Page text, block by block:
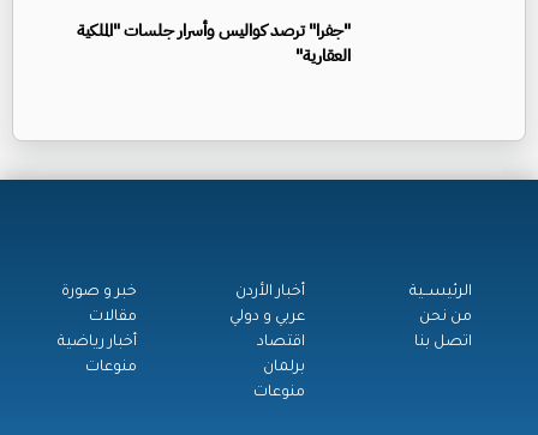
"جفرا" ترصد كواليس وأسرار جلسات "الملكية
العقارية"
الرئيســية
من نحن
اتصل بنا
أخبار الأردن
عربي و دولي
اقتصاد
برلمان
منوعات
خبر و صورة
مقالات
أخبار رياضية
منوعات